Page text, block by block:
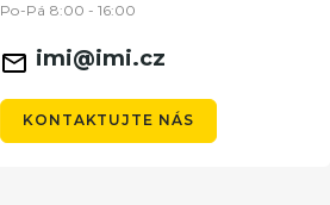
Po-Pá 8:00 - 16:00
imi@imi.cz
KONTAKTUJTE NÁS